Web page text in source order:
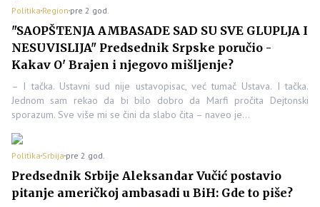
Politika Region pre 2 god.
"SAOPŠTENJA AMBASADE SAD SU SVE GLUPLJA I
NESUVISLIJA" Predsednik Srpske poručio -
Kakav O' Brajen i njegovo mišljenje?
– I tačka. Ustavni sud nije ustavopisac, već tumač Ustava. I tačka.
Jednom sam rekao da bi bilo dobro da Marfi pročita Dejtonski
sporazum. Sve više mi se čini da slabo čita – naveo je…
Politika Srbija pre 2 god.
Predsednik Srbije Aleksandar Vučić postavio
pitanje američkoj ambasadi u BiH: Gde to piše?